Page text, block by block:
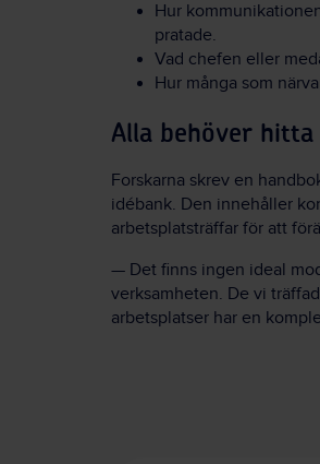
Hur
pratade.
Vad chefen eller
Hur många som
Alla behöver hitta
Forskarna skrev en
idébank. Den innehåller
arbetsplatsträffar för att
— Det finns ingen ideal
verksamheten. De vi
arbetsplatser har en